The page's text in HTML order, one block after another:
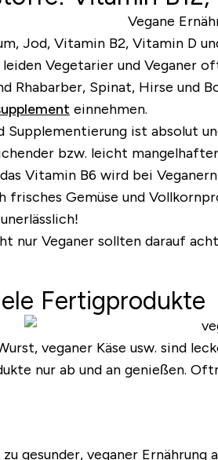
Jod, Vitamin B2, Vitamin D
Vegetarier und Veganer
Rhabarber, Spinat, Hirse und
einnehmen.
Supplementierung ist absolut
bzw. leicht
Vitamin B6 wird bei
Gemüse und
nur Veganer sollten darauf
Fertigprodukte
veganer Käse usw. sind
nur ab und an genießen.
gesunder, veganer